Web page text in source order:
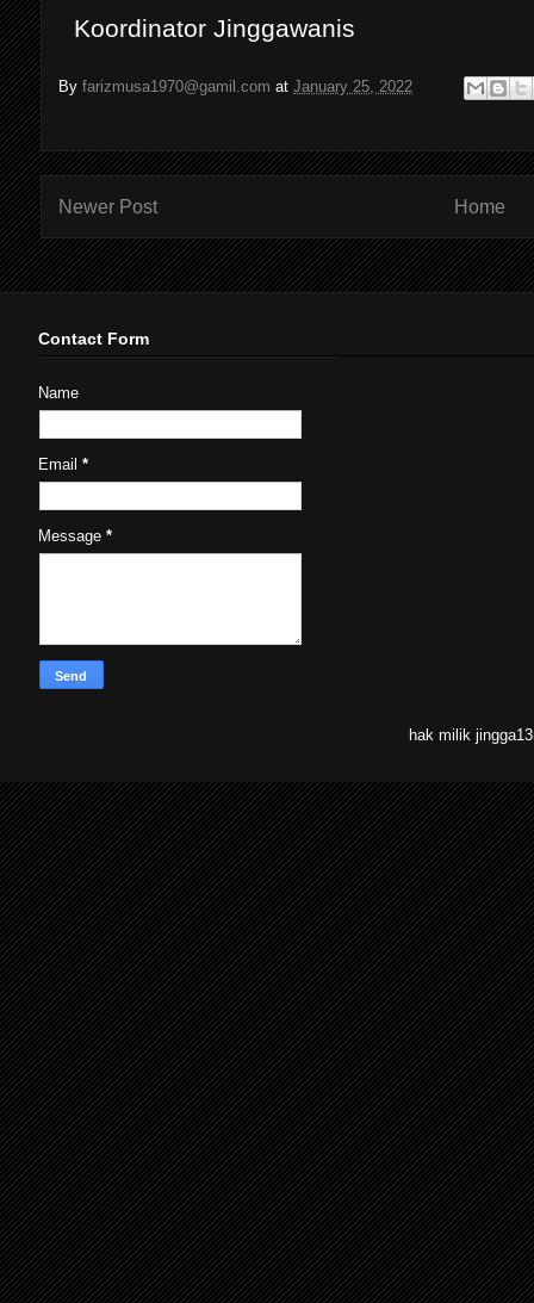
Koordinator Jinggawanis
Byfarizmusa1970@gamil.com atJanuary 25, 2022
Newer Post Home
Contact Form
Name
Email*
Message*
hak milik